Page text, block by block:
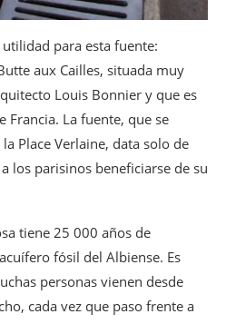
para esta fuente:
aux Cailles, situada muy
Louis Bonnier y que es
Francia. La fuente, que se
Place Verlaine, data solo de
los parisinos beneficiarse de su
tiene 25 000 años de
fósil del Albiense. Es
personas vienen desde
cada vez que paso frente a